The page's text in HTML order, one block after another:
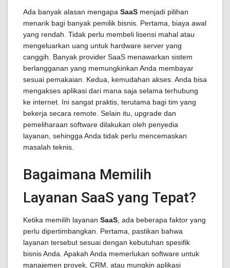
Ada banyak alasan mengapa SaaS menjadi pilihan
menarik bagi banyak pemilik bisnis. Pertama, biaya awal
yang rendah. Tidak perlu membeli lisensi mahal atau
mengeluarkan uang untuk hardware server yang
canggih. Banyak provider SaaS menawarkan sistem
berlangganan yang memungkinkan Anda membayar
sesuai pemakaian. Kedua, kemudahan akses. Anda bisa
mengakses aplikasi dari mana saja selama terhubung
ke internet. Ini sangat praktis, terutama bagi tim yang
bekerja secara remote. Selain itu, upgrade dan
pemeliharaan software dilakukan oleh penyedia
layanan, sehingga Anda tidak perlu mencemaskan
masalah teknis.
Bagaimana Memilih
Layanan SaaS yang Tepat?
Ketika memilih layanan SaaS , ada beberapa faktor yang
perlu dipertimbangkan. Pertama, pastikan bahwa
layanan tersebut sesuai dengan kebutuhan spesifik
bisnis Anda. Apakah Anda memerlukan software untuk
manajemen proyek, CRM, atau mungkin aplikasi